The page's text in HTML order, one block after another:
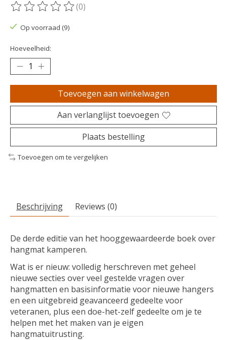
De beoordeling van dit product is
(0)
Op voorraad (9)
Hoeveelheid:
Toevoegen aan winkelwagen
Aan verlanglijst toevoegen
Plaats bestelling
Toevoegen om te vergelijken
Beschrijving Reviews (0)
De derde editie van het hooggewaardeerde boek over
hangmat kamperen.
Wat is er nieuw: volledig herschreven met geheel
nieuwe secties over veel gestelde vragen over
hangmatten en basisinformatie voor nieuwe hangers
en een uitgebreid geavanceerd gedeelte voor
veteranen, plus een doe-het-zelf gedeelte om je te
helpen met het maken van je eigen
hangmatuitrusting.